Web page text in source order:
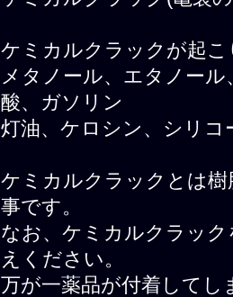
ケミカルクラックが起
メタノール、エタノー
酸、ガソリン
灯油、ケロシン、シリ
ケミカルクラックとは
事です。
なお、ケミカルクラッ
えください。
万が一薬品が付着して